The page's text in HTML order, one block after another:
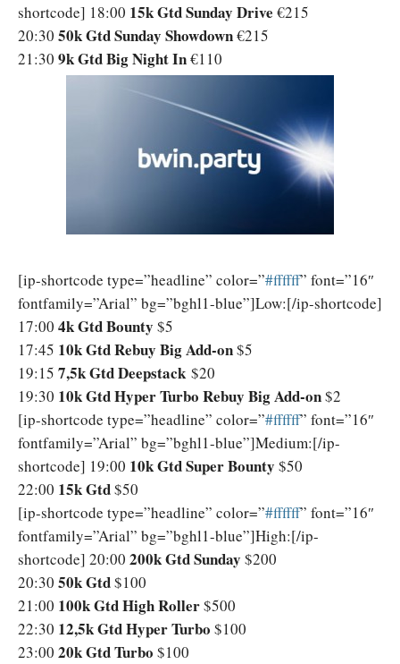
shortcode] 18:00 15k Gtd Sunday Drive €215
20:30 50k Gtd Sunday Showdown€215
21:30 9k Gtd Big Night In€110
[ip-shortcode type=”headline” color=”‪#‎ffffff‬” font=”16″
fontfamily=”Arial” bg=”bghl1-blue”]Low:[/ip-shortcode]
17:00 4k Gtd Bounty $5
17:45 10k Gtd Rebuy Big Add-on$5
19:15 7,5k Gtd Deepstack $20
19:30 10k Gtd Hyper Turbo Rebuy Big Add-on$2
[ip-shortcode type=”headline” color=”‪#‎ffffff‬” font=”16″
fontfamily=”Arial” bg=”bghl1-blue”]Medium:[/ip-
shortcode] 19:00 10k Gtd Super Bounty $50
22:00 15k Gtd$50
[ip-shortcode type=”headline” color=”‪#‎ffffff‬” font=”16″
fontfamily=”Arial” bg=”bghl1-blue”]High:[/ip-
shortcode] 20:00 200k Gtd Sunday $200
20:30 50k Gtd$100
21:00 100k Gtd High Roller$500
22:30 12,5k Gtd Hyper Turbo $100
23:00 20k Gtd Turbo $100